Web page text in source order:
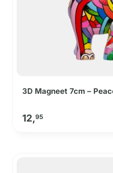
3D Magneet 7cm –
12,95